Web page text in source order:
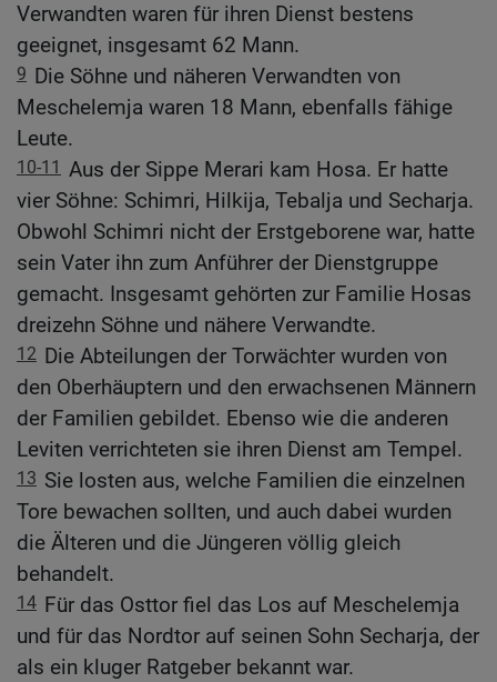
Verwandten waren für ihren Dienst bestens
geeignet, insgesamt 62 Mann.
9 Die Söhne und näheren Verwandten von
Meschelemja waren 18 Mann, ebenfalls fähige
Leute.
10-11 Aus der Sippe Merari kam Hosa. Er hatte
vier Söhne: Schimri, Hilkija, Tebalja und Secharja.
Obwohl Schimri nicht der Erstgeborene war, hatte
sein Vater ihn zum Anführer der Dienstgruppe
gemacht. Insgesamt gehörten zur Familie Hosas
dreizehn Söhne und nähere Verwandte.
12 Die Abteilungen der Torwächter wurden von
den Oberhäuptern und den erwachsenen Männern
der Familien gebildet. Ebenso wie die anderen
Leviten verrichteten sie ihren Dienst am Tempel.
13 Sie losten aus, welche Familien die einzelnen
Tore bewachen sollten, und auch dabei wurden
die Älteren und die Jüngeren völlig gleich
behandelt.
14 Für das Osttor fiel das Los auf Meschelemja
und für das Nordtor auf seinen Sohn Secharja, der
als ein kluger Ratgeber bekannt war.